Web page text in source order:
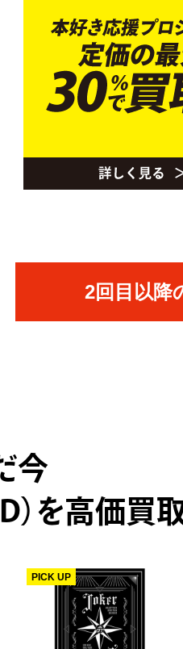
2回目以降
今
）を高価買
PICK UP